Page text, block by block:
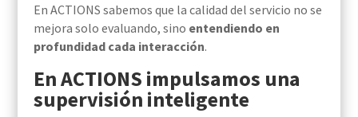
En ACTIONS sabemos que la calidad del servicio no se
mejora solo evaluando, sino entendiendo en
profundidad cada interacción.
En ACTIONS impulsamos una
supervisión inteligente